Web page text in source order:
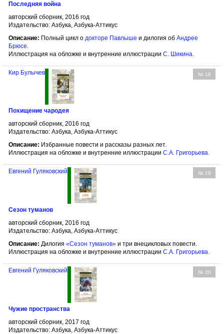
Последняя война
авторский сборник, 2016 год
Издательство: Азбука, Азбука-Аттикус
Описание: Полный цикл о докторе Павлыше и дилогия об Андрее
Брюсе.
Иллюстрация на обложке и внутренние иллюстрации С. Шикина.
№ 18
Кир Булычев
Похищение чародея
авторский сборник, 2016 год
Издательство: Азбука, Азбука-Аттикус
Описание: Избранные повести и рассказы разных лет.
Иллюстрация на обложке и внутренние иллюстрации С.А. Григорьева.
№ 19
Евгений Гуляковский
Сезон туманов
авторский сборник, 2016 год
Издательство: Азбука, Азбука-Аттикус
Описание: Дилогия «Сезон туманов» и три внецикловых повести.
Иллюстрация на обложке и внутренние иллюстрации С.А. Григорьева.
№ 20
Евгений Гуляковский
Чужие пространства
авторский сборник, 2017 год
Издательство: Азбука, Азбука-Аттикус